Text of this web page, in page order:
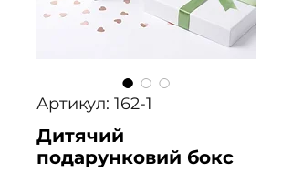
Артикул: 162-1
Дитячий
подарунковий бокс